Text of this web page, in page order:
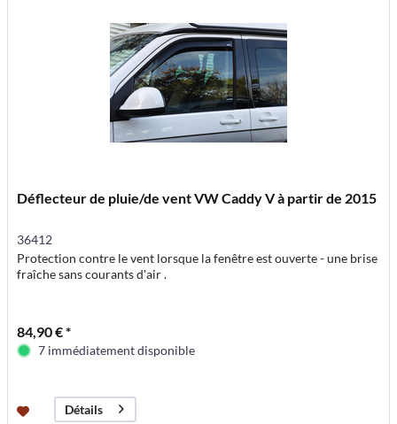
Déflecteur de pluie/de vent VW Caddy V à partir de 2015
36412
Protection contre le vent lorsque la fenêtre est ouverte - une brise
fraîche sans courants d'air .
84,90 € *
7 immédiatement disponible
Détails